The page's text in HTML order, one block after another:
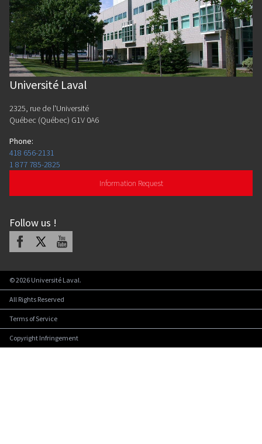
Université Laval
2325, rue de l'Université
Québec (Québec) G1V 0A6
Phone:
418 656-2131
1 877 785-2825
Information Request
Follow us !
Facebook Youtube
©2026 Université Laval.
All Rights Reserved
Terms of Service
Copyright Infringement